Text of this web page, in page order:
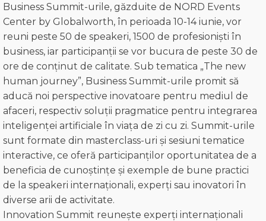
Business Summit-urile, găzduite de NORD Events
Center by Globalworth, în perioada 10-14 iunie, vor
reuni peste 50 de speakeri, 1500 de profesioniști în
business, iar participanții se vor bucura de peste 30 de
ore de conținut de calitate. Sub tematica „The new
human journey”, Business Summit-urile promit să
aducă noi perspective inovatoare pentru mediul de
afaceri, respectiv soluții pragmatice pentru integrarea
inteligenței artificiale în viața de zi cu zi. Summit-urile
sunt formate din masterclass-uri și sesiuni tematice
interactive, ce oferă participanților oportunitatea de a
beneficia de cunoștințe și exemple de bune practici
de la speakeri internaționali, experți sau inovatori în
diverse arii de activitate.
Innovation Summit reunește experți internaționali